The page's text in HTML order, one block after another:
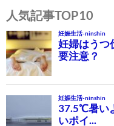
稿
ナ
ビ
ゲ
ー
シ
人気記事TOP10